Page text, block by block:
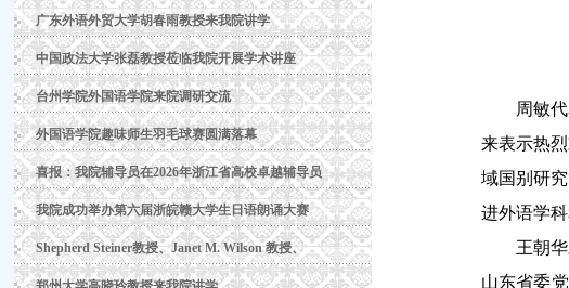
广东外语外贸大学胡春雨教授来我院讲学
中国政法大学张磊教授莅临我院开展学术讲座
台州学院外国语学院来院调研交流
外国语学院趣味师生羽毛球赛圆满落幕
喜报：我院辅导员在2026年浙江省高校卓越辅导员
我院成功举办第六届浙皖赣大学生日语朗诵大赛
Shepherd Steiner教授、Janet M. Wilson 教授、
周敏
来表示热
域国别研
进外语学
王朝
山东省委